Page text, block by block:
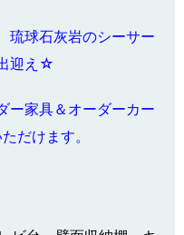
琉球石灰岩のシーサー
迎え☆
ー家具＆オーダーカー
だけます。